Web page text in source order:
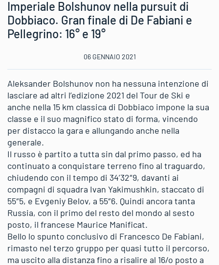
Imperiale Bolshunov nella pursuit di
Dobbiaco. Gran finale di De Fabiani e
Pellegrino: 16° e 19°
06 GENNAIO 2021
Aleksander Bolshunov non ha nessuna intenzione di
lasciare ad altri l’edizione 2021 del Tour de Ski e
anche nella 15 km classica di Dobbiaco impone la sua
classe e il suo magnifico stato di forma, vincendo
per distacco la gara e allungando anche nella
generale.
Il russo è partito a tutta sin dal primo passo, ed ha
continuato a conquistare terreno fino al traguardo,
chiudendo con il tempo di 34’32″9, davanti ai
compagni di squadra Ivan Yakimushkin, staccato di
55″5, e Evgeniy Belov, a 55″6. Quindi ancora tanta
Russia, con il primo del resto del mondo al sesto
posto, il francese Maurice Manificat.
Bello lo spunto conclusivo di Francesco De Fabiani,
rimasto nel terzo gruppo per quasi tutto il percorso,
ma uscito alla distanza fino a risalire al 16/o posto a